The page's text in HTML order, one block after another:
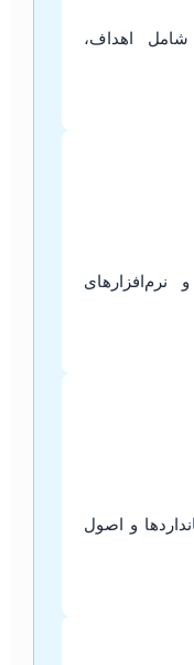
اهداف،
نرم‌افزارهای
و اصول